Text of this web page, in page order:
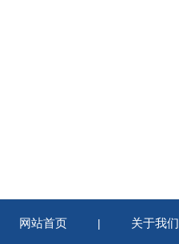
网站首页 | 关于我们